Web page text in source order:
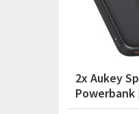
2x Aukey
Powerbank